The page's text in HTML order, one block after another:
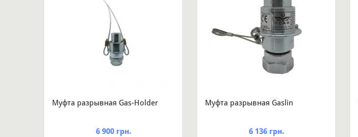
Муфта разрывная Gas-Holder
6 900 грн.
Муфта разрывная Gaslin
6 136 грн.